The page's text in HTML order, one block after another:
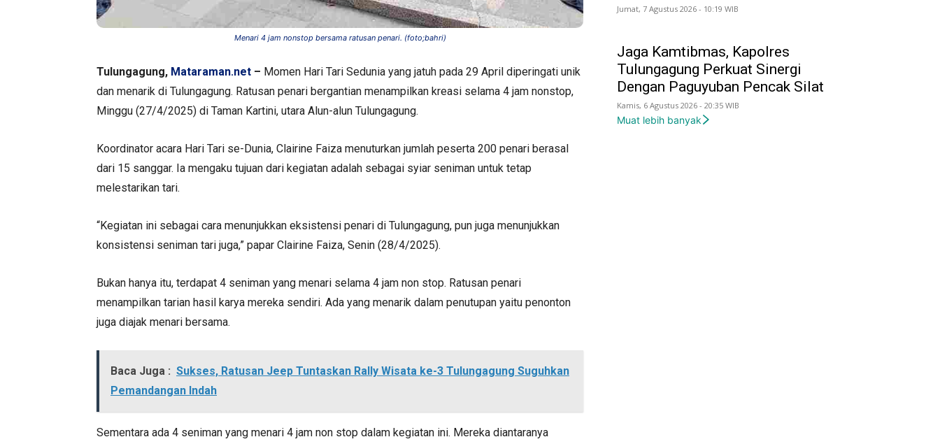
Menari 4 jam nonstop bersama ratusan penari. (foto;bahri)
Tulungagung, Mataraman.net – Momen Hari Tari Sedunia yang jatuh pada 29 April diperingati unik
dan menarik di Tulungagung. Ratusan penari bergantian menampilkan kreasi selama 4 jam nonstop,
Minggu (27/4/2025) di Taman Kartini, utara Alun-alun Tulungagung.
Koordinator acara Hari Tari se-Dunia, Clairine Faiza menuturkan jumlah peserta 200 penari berasal
dari 15 sanggar. Ia mengaku tujuan dari kegiatan adalah sebagai syiar seniman untuk tetap
melestarikan tari.
“Kegiatan ini sebagai cara menunjukkan eksistensi penari di Tulungagung, pun juga menunjukkan
konsistensi seniman tari juga,” papar Clairine Faiza, Senin (28/4/2025).
Bukan hanya itu, terdapat 4 seniman yang menari selama 4 jam non stop. Ratusan penari
menampilkan tarian hasil karya mereka sendiri. Ada yang menarik dalam penutupan yaitu penonton
juga diajak menari bersama.
Baca Juga : Sukses, Ratusan Jeep Tuntaskan Rally Wisata ke-3 Tulungagung Suguhkan
Pemandangan Indah
Sementara ada 4 seniman yang menari 4 jam non stop dalam kegiatan ini. Mereka diantaranya
Jumat, 7 Agustus 2026 - 10:19 WIB
Jaga Kamtibmas, Kapolres
Tulungagung Perkuat Sinergi
Dengan Paguyuban Pencak Silat
Kamis, 6 Agustus 2026 - 20:35 WIB
Muat lebih banyak